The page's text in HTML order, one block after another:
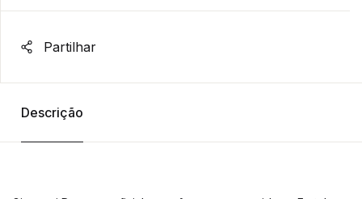
Partilhar
Descrição